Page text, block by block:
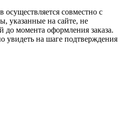
совместно с
указанные на сайте, не
до момента оформления заказа.
на шаге подтверждения